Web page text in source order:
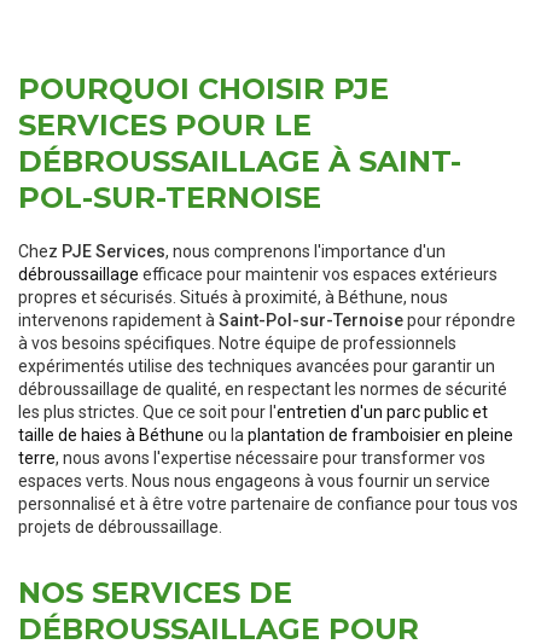
POURQUOI CHOISIR PJE
SERVICES POUR LE
DÉBROUSSAILLAGE À SAINT-
POL-SUR-TERNOISE
Chez PJE Services, nous comprenons l'importance d'un
débroussaillage efficace pour maintenir vos espaces extérieurs
propres et sécurisés. Situés à proximité, à Béthune, nous
intervenons rapidement à Saint-Pol-sur-Ternoisepour répondre
à vos besoins spécifiques. Notre équipe de professionnels
expérimentés utilise des techniques avancées pour garantir un
débroussaillage de qualité, en respectant les normes de sécurité
les plus strictes. Que ce soit pour l'entretien d'un parc public et
taille de haies à Béthune ou la plantation de framboisier en pleine
terre, nous avons l'expertise nécessaire pour transformer vos
espaces verts. Nous nous engageons à vous fournir un service
personnalisé et à être votre partenaire de confiance pour tous vos
projets de débroussaillage.
NOS SERVICES DE
DÉBROUSSAILLAGE POUR